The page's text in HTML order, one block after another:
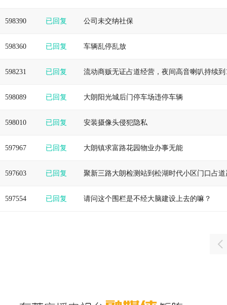
598390 已回复 公司未交纳社保
598360 已回复 车辆乱停乱放
598231 已回复
598089 已回复 大朗阳光城后门停车场违停车辆
598010 已回复 安装摄像头侵犯隐私
597967 已回复 大朗镇求富路花园物业办事无能
597603 已回复 聚新三路大朗检测站到松湖时代小区门口占道
597554 已回复 请问这个围栏是不经大脑建设上去的嘛？